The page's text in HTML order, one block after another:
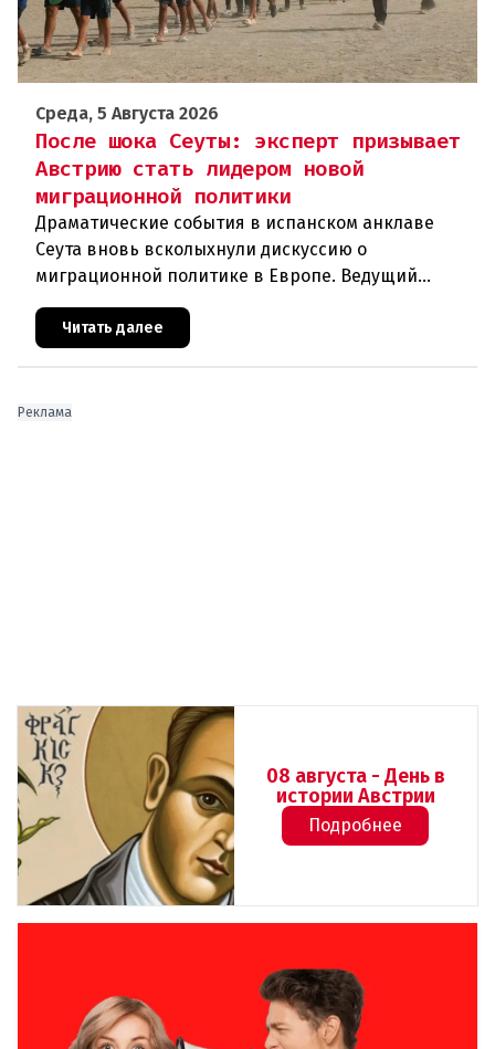
Среда, 5 Августа 2026
После шока Сеуты: эксперт призывает
Австрию стать лидером новой
миграционной политики
Драматические события в испанском анклаве
Сеута вновь всколыхнули дискуссию о
миграционной политике в Европе. Ведущий
эксперт по миграции Джеральд Кнаус, один из
архитекторов соглашения ЕС-Турция 2016
Читать далее
Реклама
08 августа - День в
истории Австрии
Подробнее